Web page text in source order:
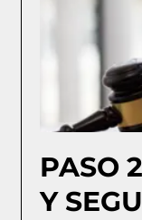
PASO
Y